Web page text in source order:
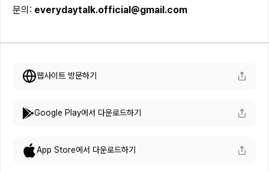
문의: everydaytalk.official@gmail.com
웹사이트 방문하기
Google Play에서 다운로드하기
App Store에서 다운로드하기